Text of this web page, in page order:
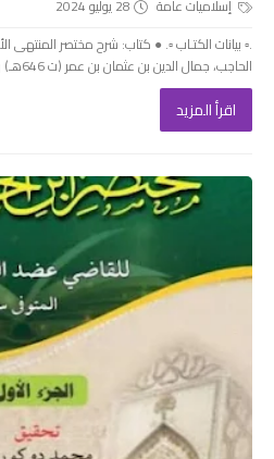
إسلاميات عامة
28 يوليو 2024
.▫️ بيانات الكتـاب ▫️. ● كتاب: شرح مختصر المنتهى
الحاجب، جمال الدين بن عثمان بن عمر (ت 646هـ) وعلى المخ...
اقرأ المزيد